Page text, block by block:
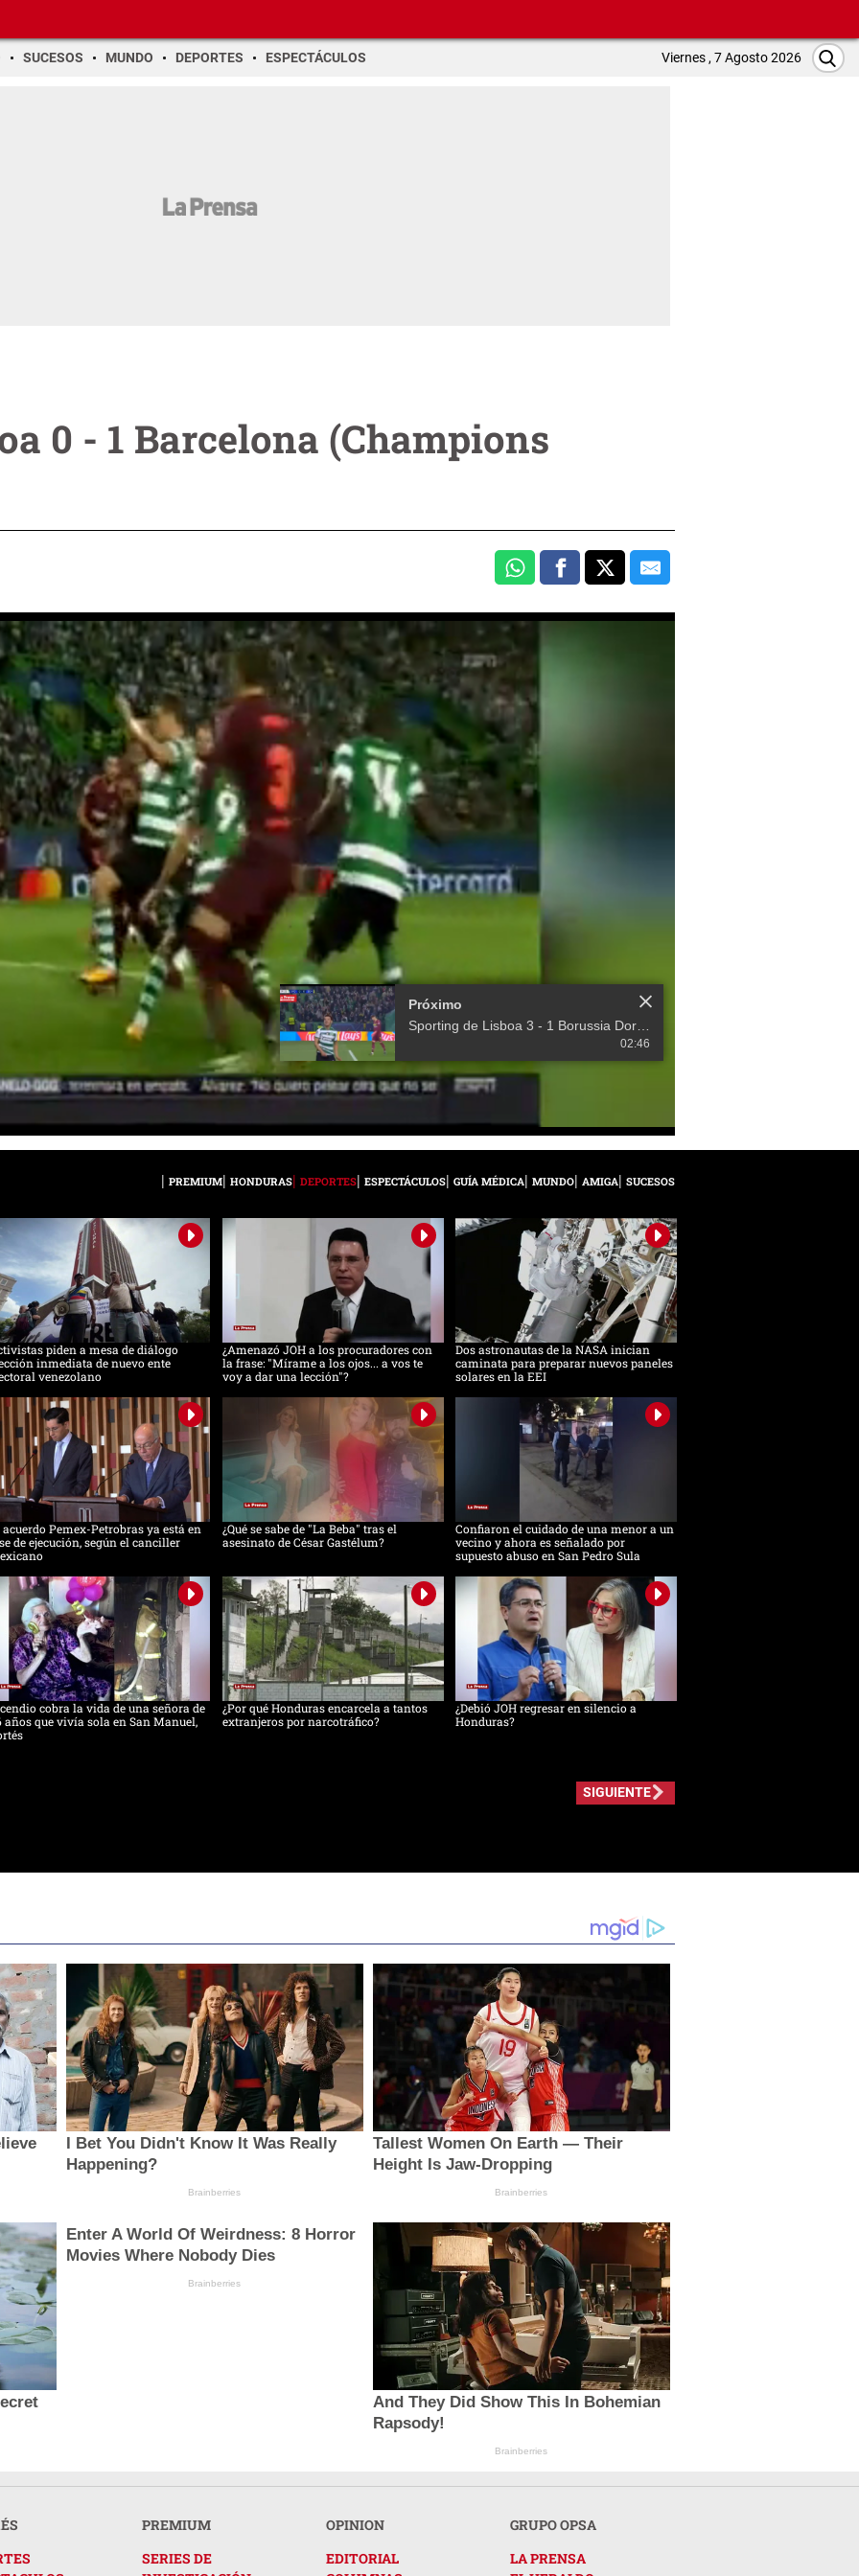
SUCESOS MUNDO DEPORTES ESPECTÁCULOS Viernes , 7 Agosto 2026
0 - 1 Barcelona (Champions
Próximo
Sporting de Lisboa 3 - 1 Borussia Dortmund (Champions League)
02:46
PREMIUM HONDURAS DEPORTES ESPECTÁCULOS GUÍA MÉDICA MUNDO AMIGA SUCESOS
piden a mesa de diálogo
inmediata de nuevo ente
venezolano
¿Amenazó JOH a los procuradores con
la frase: "Mírame a los ojos... a vos te
voy a dar una lección"?
Dos astronautas de la NASA inician
caminata para preparar nuevos paneles
solares en la EEI
acuerdo Pemex-Petrobras ya está en
de ejecución, según el canciller
¿Qué se sabe de "La Beba" tras el
asesinato de César Gastélum?
Confiaron el cuidado de una menor a un
vecino y ahora es señalado por
supuesto abuso en San Pedro Sula
cobra la vida de una señora de
años que vivía sola en San Manuel,
¿Por qué Honduras encarcela a tantos
extranjeros por narcotráfico?
¿Debió JOH regresar en silencio a
Honduras?
SIGUIENTE
I Bet You Didn't Know It Was Really
Happening?
Brainberries
Tallest Women On Earth — Their
Height Is Jaw-Dropping
Brainberries
Enter A World Of Weirdness: 8 Horror
Movies Where Nobody Dies
Brainberries
And They Did Show This In Bohemian
Rapsody!
Brainberries
PREMIUM
SERIES DE
OPINION
EDITORIAL
GRUPO OPSA
LA PRENSA